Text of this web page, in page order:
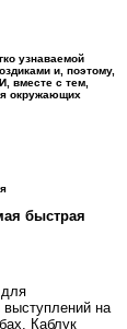
узнаваемой
и, поэтому,
вместе с тем,
окружающих
быстрая
выступлений на
Каблук